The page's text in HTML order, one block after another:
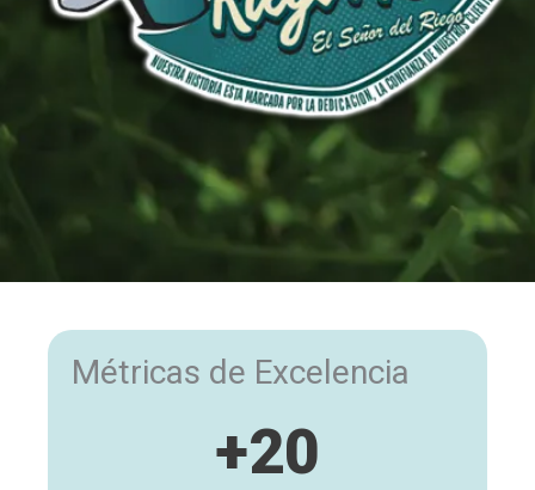
Métricas de Excelencia
+20